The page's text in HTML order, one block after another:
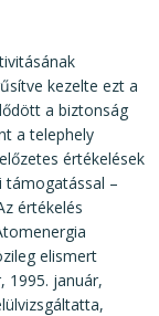
kezelte ezt a
a biztonság
a telephely
értékelések
támogatással –
értékelés
elismert
1995. január,